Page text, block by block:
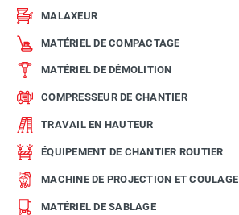
MALAXEUR
MATÉRIEL DE COMPACTAGE
MATÉRIEL DE DÉMOLITION
COMPRESSEUR DE CHANTIER
TRAVAIL EN HAUTEUR
ÉQUIPEMENT DE CHANTIER ROUTIER
MACHINE DE PROJECTION ET COULAGE
MATÉRIEL DE SABLAGE